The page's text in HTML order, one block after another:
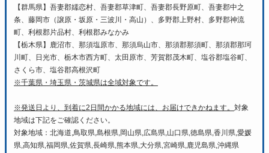
【群馬県】吾妻郡嬬恋村、吾妻郡草津町、吾妻郡長野原町、吾妻郡中之
条、藤岡市（譲原・坂原・三波川・高山）、多野郡上野村、多野郡神流
町、利根郡片品村、利根郡みなかみ
【栃木県】鹿沼市、那須塩原市、那須烏山市、那須郡那須町、那須郡那珂
川町、日光市、栃木市西方町、太田原市、芳賀郡茂木町、塩谷郡塩谷町、
さくら市、塩谷郡高根沢町
※千葉県・埼玉県・茨城県は全域対象です。
※発送日より、到着に2日間かかる地域には、お届けできかねます。 対象
地域は下記をご確認ください。
対象地域：北海道,鳥取県,島根県,岡山県,広島県,山口県,徳島県,香川県,愛媛
県,高知県,福岡県,佐賀県,長崎県,熊本県,大分県,宮崎県,鹿児島県,沖縄県